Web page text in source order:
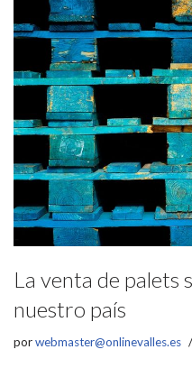
La venta de palets
nuestro país
porwebmaster@onlinevalles.es